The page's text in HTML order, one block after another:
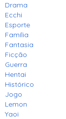
Drama
Ecchi
Esporte
Família
Fantasia
Ficção
Guerra
Hentai
Histórico
Jogo
Lemon
Yaoi